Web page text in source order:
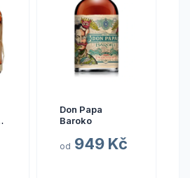
Don Papa
Baroko
od 949 Kč